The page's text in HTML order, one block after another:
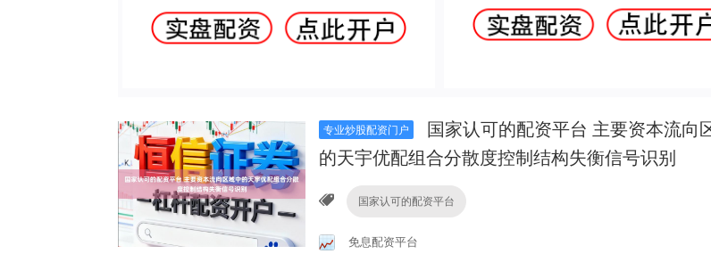
专业炒股配资门户
国家认可的配资平台 主要资本流向
的天宇优配组合分散度控制结构失衡信号识别
国家认可的配资平台
免息配资平台